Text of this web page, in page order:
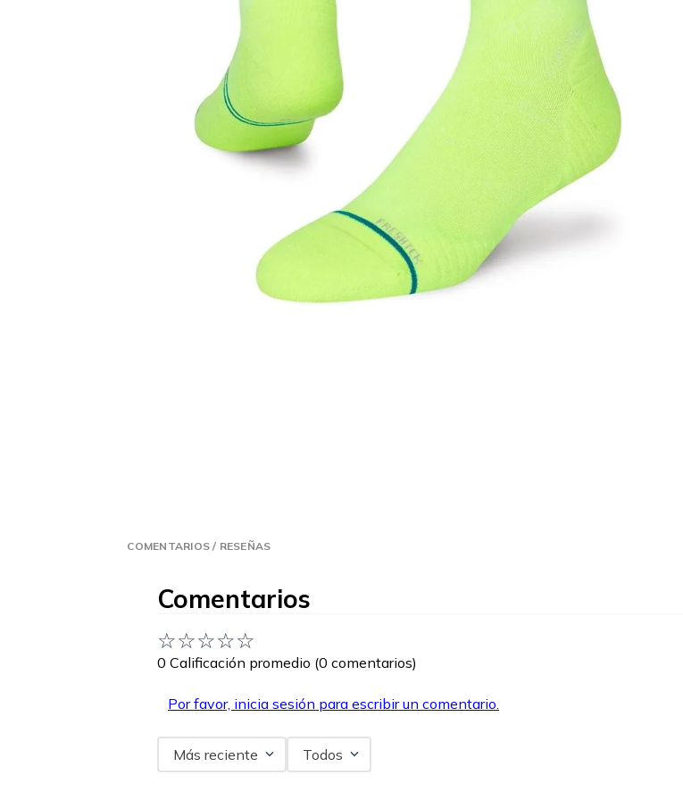
COMENTARIOS / RESEÑAS
Comentarios
☆☆☆☆☆
0 Calificación promedio (0 comentarios)
Por favor, inicia sesión para escribir un comentario.
Más reciente Todos